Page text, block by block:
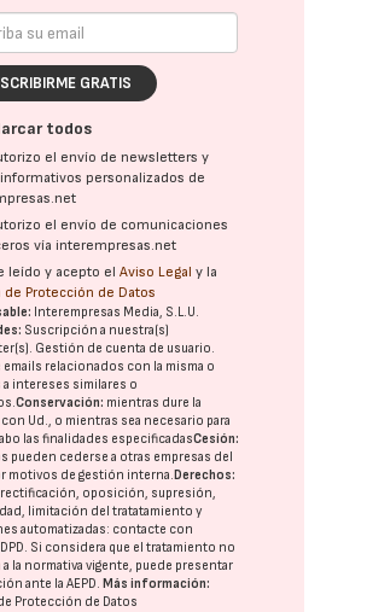
GRATIS
todos
el envío de newsletters y
personalizados de
el envío de comunicaciones
vía interempresas.net
leído y acepto elAviso Legal y la
de Protección de Datos
Interempresas Media, S.L.U.
Suscripción a nuestra(s)
Gestión de cuenta de usuario.
emails relacionados con la misma o
a intereses similares o
Conservación: mientras dure la
Ud., o mientras sea necesario para
las finalidades especificadasCesión:
pueden cederse a otras empresas del
motivos de gestión interna. Derechos:
oposición, supresión,
limitación del tratatamiento y
automatizadas: contacte con
. Si considera que el tratamiento no
a la normativa vigente, puede presentar
ante laAEPD. Más información:
Protección de Datos